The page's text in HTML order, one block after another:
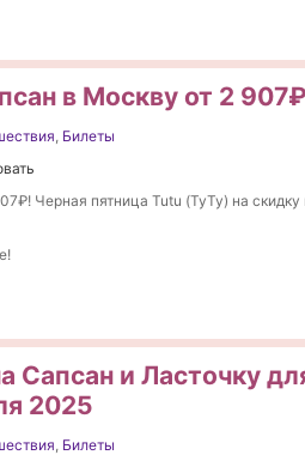
в Москву от 2
, Билеты
Черная пятница Tutu (ТуТу) на скидку
Сапсан и Ласточку
2025
, Билеты